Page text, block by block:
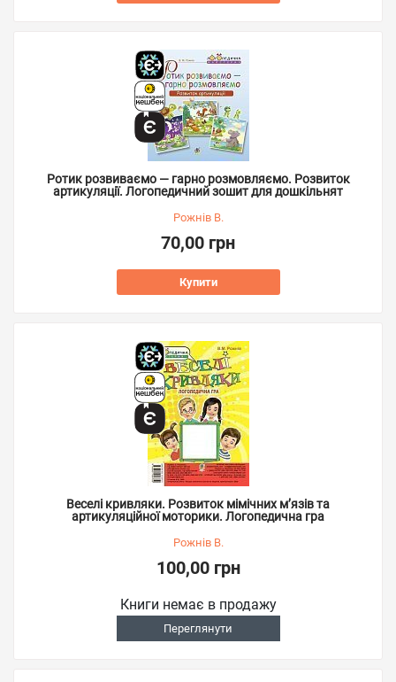
Ротик розвиваємо — гарно розмовляємо. Розвиток
артикуляції. Логопедичний зошит для дошкільнят
Рожнів В.
70,00 грн
Купити
Веселі кривляки. Розвиток мімічних м’язів та
артикуляційної моторики. Логопедична гра
Рожнів В.
100,00 грн
Книги немає в продажу
Переглянути